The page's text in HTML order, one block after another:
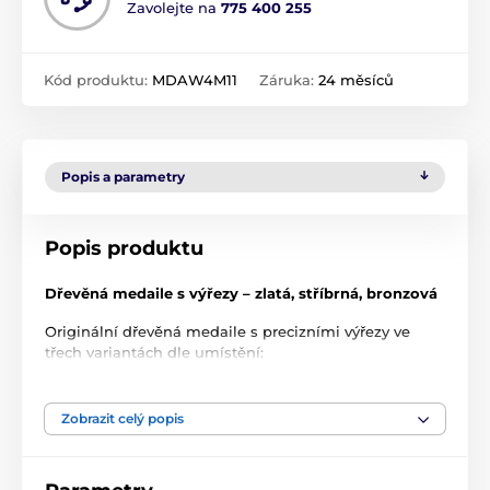
Zavolejte na 775 400 255
Kód produktu: MDAW4M11 Záruka: 24 měsíců
Popis a parametry
Popis produktu
Dřevěná medaile s výřezy – zlatá, stříbrná, bronzová
Originální dřevěná medaile s precizními výřezy ve
třech variantách dle umístění:
Stříbrná– průměr 8 cm
Zobrazit celý popis